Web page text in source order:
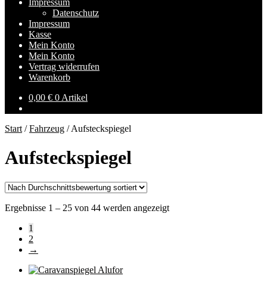
Impressum
Datenschutz
Impressum
Kasse
Mein Konto
Mein Konto
Vertrag widerrufen
Warenkorb
0,00 € 0 Artikel
Start /Fahrzeug /Aufsteckspiegel
Aufsteckspiegel
Ergebnisse 1 – 25 von 44 werden angezeigtNach
1
2
→